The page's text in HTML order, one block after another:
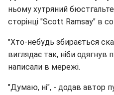
ньому хутряний
сторінці "Scott Ramsay" в
"Хто-небудь збирається
виглядає так, ніби одягнув
написали в мережі.
"Думаю, ні", - додав автор